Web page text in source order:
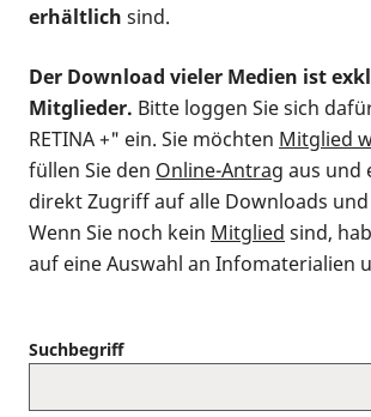
erhältlich sind.
Der Download vieler Medien ist
Mitglieder. Bitte loggen Sie sich
RETINA +" ein. Sie möchten Mitglied
füllen Sie den Online-Antrag aus und
direkt Zugriff auf alle Downloads
Wenn Sie noch kein Mitglied sind,
auf eine Auswahl an Infomaterialien
Suchbegriff